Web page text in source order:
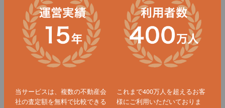
当サービスは、複数の不動産会
社の査定額を無料で比較できる
これまで400万人を超えるお客
様にご利用いただいておりま